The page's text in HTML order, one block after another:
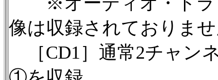
像は収録されておりま
［CD1］通常2チャン